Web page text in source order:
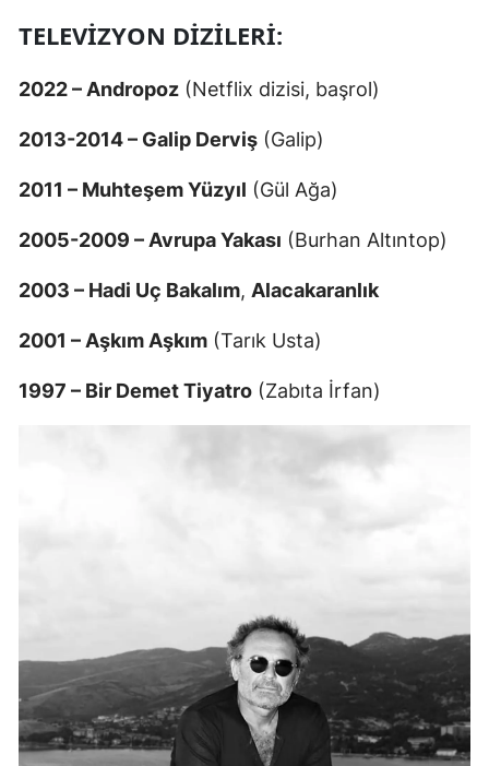
TELEVIZYON DIZILERI:
2022 – Andropoz (Netflix dizisi, başrol)
2013-2014 – Galip Derviş (Galip)
2011 – Muhteşem Yüzyıl (Gül Ağa)
2005-2009 – Avrupa Yakası (Burhan Altıntop)
2003 – Hadi Uç Bakalım, Alacakaranlık
2001 – Aşkım Aşkım (Tarık Usta)
1997 – Bir Demet Tiyatro (Zabıta İrfan)